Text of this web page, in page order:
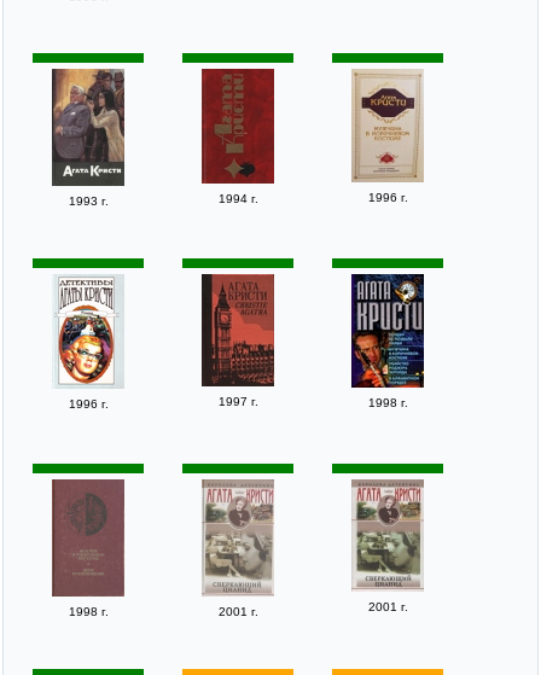
1993 г. 1994 г. 1996 г.
1996 г. 1997 г. 1998 г.
1998 г. 2001 г. 2001 г.